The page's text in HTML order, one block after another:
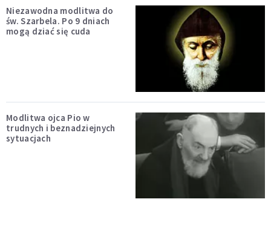
Niezawodna modlitwa do
św. Szarbela. Po 9 dniach
mogą dziać się cuda
Modlitwa ojca Pio w
trudnych i beznadziejnych
sytuacjach